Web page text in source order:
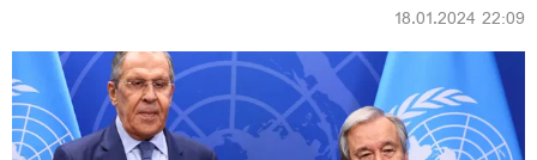
22:09 18.01.2024